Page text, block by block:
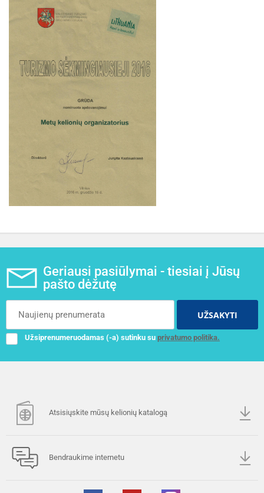
Geriausi pasiūlymai - tiesiai į Jūsų
pašto dėžutę
UŽSAKYTI
Užsiprenumeruodamas (-a) sutinku su privatumo politika.
Atsisiųskite mūsų kelionių katalogą
Bendraukime internetu